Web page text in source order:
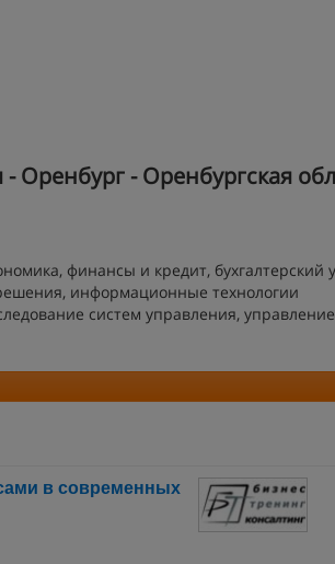
- Оренбургская
финансы и кредит, бухгалтерский
информационные технологии
систем управления, управление
в современных